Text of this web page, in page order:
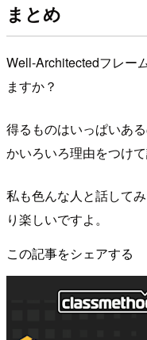
まとめ
Well-Architectedフレー
ますか？
得るものはいっぱいあ
かいろいろ理由をつけ
私も色んな人と話して
り楽しいですよ。
この記事をシェアする